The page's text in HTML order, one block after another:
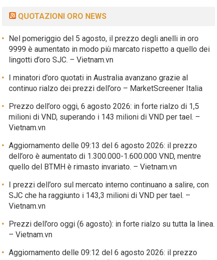
QUOTAZIONI ORO NEWS
Nel pomeriggio del 5 agosto, il prezzo degli anelli in oro
9999 è aumentato in modo più marcato rispetto a quello dei
lingotti d’oro SJC. – Vietnam.vn
I minatori d’oro quotati in Australia avanzano grazie al
continuo rialzo dei prezzi dell’oro – MarketScreener Italia
Prezzo dell’oro oggi, 6 agosto 2026: in forte rialzo di 1,5
milioni di VND, superando i 143 milioni di VND per tael. –
Vietnam.vn
Aggiornamento delle 09:13 del 6 agosto 2026: il prezzo
dell’oro è aumentato di 1.300.000-1.600.000 VND, mentre
quello del BTMH è rimasto invariato. – Vietnam.vn
I prezzi dell’oro sul mercato interno continuano a salire, con
SJC che ha raggiunto i 143,3 milioni di VND per tael. –
Vietnam.vn
Prezzi dell’oro oggi (6 agosto): in forte rialzo su tutta la linea.
– Vietnam.vn
Aggiornamento delle 09:12 del 6 agosto 2026: il prezzo